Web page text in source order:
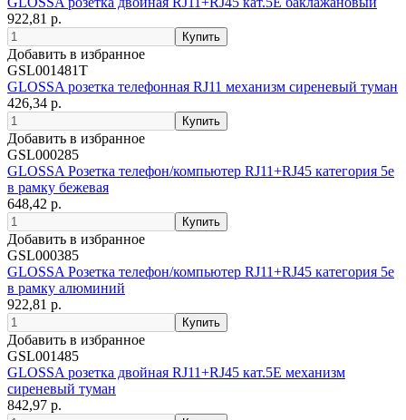
922,81 р.
Добавить в избранное
GSL001481T
GLOSSA розетка телефонная RJ11 механизм сиреневый туман
426,34 р.
Добавить в избранное
GSL000285
GLOSSA Розетка телефон/компьютер RJ11+RJ45 категория 5е
в рамку бежевая
648,42 р.
Добавить в избранное
GSL000385
GLOSSA Розетка телефон/компьютер RJ11+RJ45 категория 5е
в рамку алюминий
922,81 р.
Добавить в избранное
GSL001485
GLOSSA розетка двойная RJ11+RJ45 кат.5E механизм
сиреневый туман
842,97 р.